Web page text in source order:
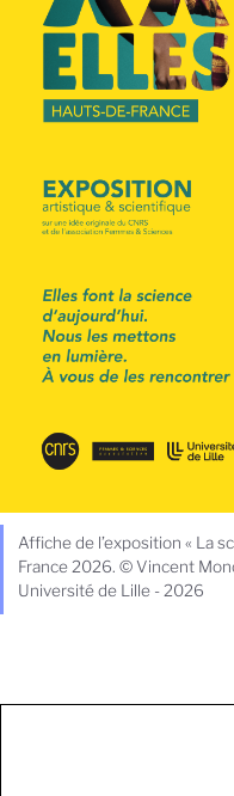
Affiche de l’exposition « La
France 2026. © Vincent
Université de Lille - 2026